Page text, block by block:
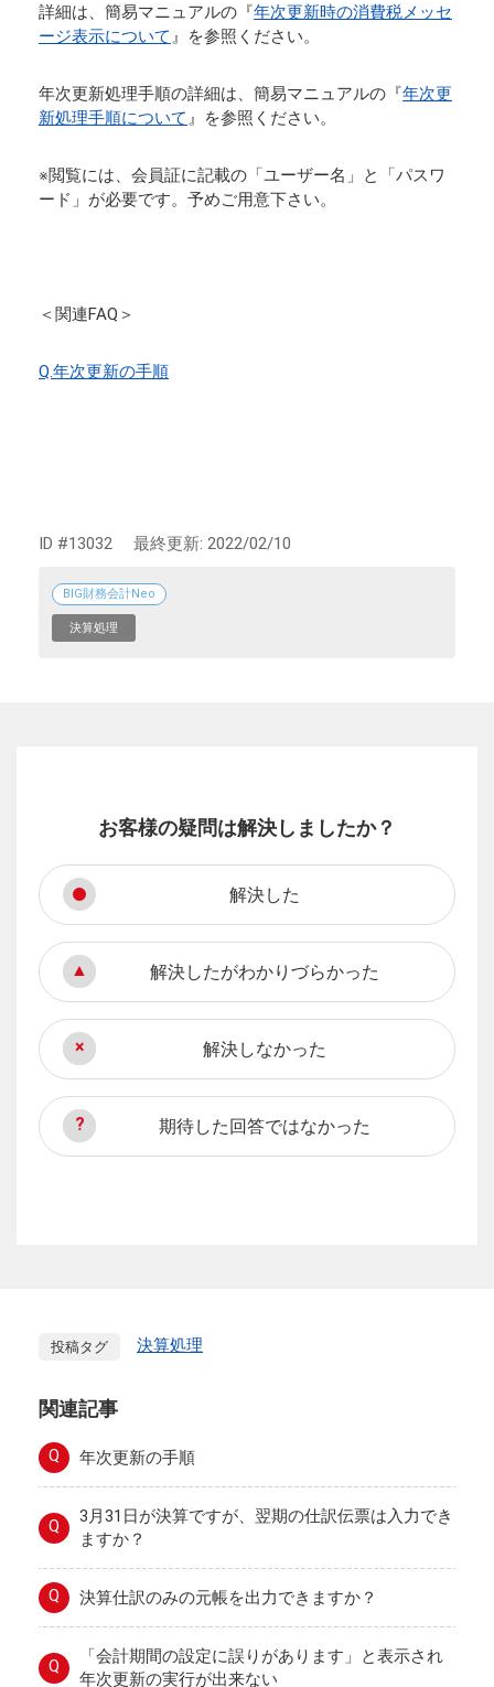
詳細は、簡易マニュアルの『年次更新時の消費税メッセ
ージ表示について 』を参照ください。
年次更新処理手順の詳細は、簡易マニュアルの『年次更
新処理手順について 』を参照ください。
※閲覧には、会員証に記載の「ユーザー名」と「パスワ
ード」が必要です。予めご用意下さい。
＜関連FAQ＞
Q.年次更新の手順
ID #13032 最終更新: 2022/02/10
BIG財務会計Neo
決算処理
お客様の疑問は解決しましたか？
解決した
解決したがわかりづらかった
解決しなかった
期待した回答ではなかった
投稿タグ 決算処理
関連記事
Q 年次更新の手順
Q
3月31日が決算ですが、翌期の仕訳伝票は入力でき
ますか？
Q 決算仕訳のみの元帳を出力できますか？
Q
「会計期間の設定に誤りがあります」と表示され
年次更新の実行が出来ない